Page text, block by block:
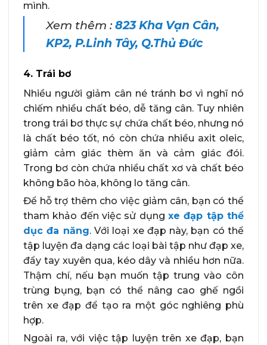
mình.
Xem thêm :823 Kha Vạn Cân,
KP2, P.Linh Tây, Q.Thủ Đức
4. Trái bơ
Nhiều người giảm cân né tránh bơ vì nghĩ nó
chiếm nhiều chất béo, dễ tăng cân. Tuy nhiên
trong trái bơ thực sự chứa chất béo, nhưng nó
là chất béo tốt, nó còn chứa nhiều axit oleic,
giảm cảm giác thèm ăn và cảm giác đói.
Trong bơ còn chứa nhiều chất xơ và chất béo
không bão hòa, không lo tăng cân.
Để hỗ trợ thêm cho việc giảm cân, bạn có thể
tham khảo đến việc sử dụng xe đạp tập thể
dục đa năng. Với loại xe đạp này, bạn có thể
tập luyện đa dạng các loại bài tập như đạp xe,
đẩy tay xuyên qua, kéo dây và nhiều hơn nữa.
Thậm chí, nếu bạn muốn tập trung vào côn
trùng bụng, bạn có thể nâng cao ghế ngồi
trên xe đạp để tạo ra một góc nghiêng phù
hợp.
Ngoài ra, với việc tập luyện trên xe đạp, bạn